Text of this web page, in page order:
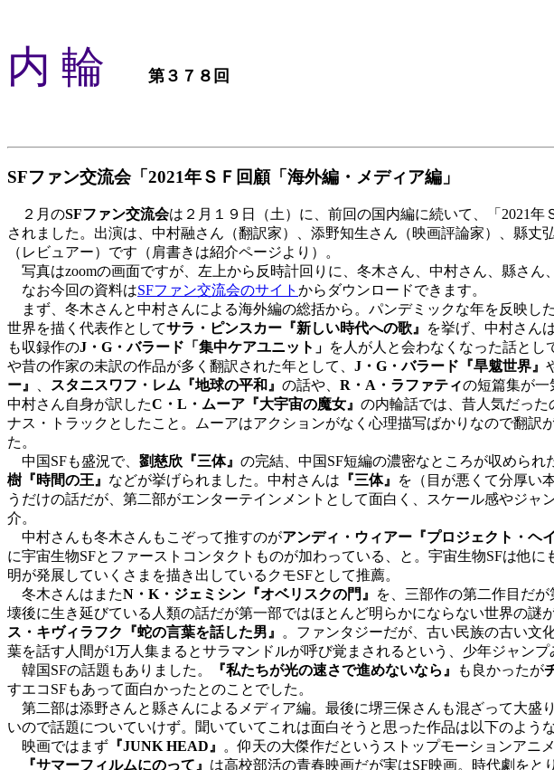
内 輪 第３７８回
SFファン交流会「2021年ＳＦ回顧「海外編・メディア編」
２月のSFファン交流会は２月１９日（土）に、前回の国内編に続いて、「2021
されました。出演は、中村融さん（翻訳家）、添野知生さん（映画評論家）、縣丈
（レビュアー）です（肩書きは紹介ページより）。
写真はzoomの画面ですが、左上から反時計回りに、冬木さん、中村さん、縣さん
なお今回の資料はSFファン交流会のサイト からダウンロードできます。
まず、冬木さんと中村さんによる海外編の総括から。パンデミックな年を反映し
世界を描く代表作としてサラ・ピンスカー『新しい時代への歌』 を挙げ、中村さん
も収録作のJ・G・バラード「集中ケアユニット」 を人が人と会わなくなった話とし
や昔の作家の未訳の作品が多く翻訳された年として、 J・G・バラード『旱魃世界』
ー』
、 スタニスワフ・レム『地球の平和』 の話や、 R・A・ラファティの短篇集が一
中村さん自身が訳したC・L・ムーア『大宇宙の魔女』 の内輪話では、昔人気だっ
ナス・トラックとしたこと。ムーアはアクションがなく心理描写ばかりなので翻
た。
中国SFも盛況で、 劉慈欣『三体』 の完結、中国SF短編の濃密なところが収められ
樹『時間の王』 などが挙げられました。中村さんは 『三体』
を（目が悪くて分厚い
うだけの話だが、第二部がエンターテインメントとして面白く、スケール感やジ
介。
中村さんも冬木さんもこぞって推すのがアンディ・ウィアー『プロジェクト・ヘ
に宇宙生物SFとファーストコンタクトものが加わっている、と。宇宙生物SFは他に
明が発展していくさまを描き出しているクモSFとして推薦。
冬木さんはまたN・K・ジェミシン『オベリスクの門』 を、三部作の第二作目だが
壊後に生き延びている人類の話だが第一部ではほとんど明らかにならない世界の
ス・キヴィラフク『蛇の言葉を話した男』 。ファンタジーだが、古い民族の古い文
葉を話す人間が1万人集まるとサラマンドルが呼び覚まされるという、少年ジャン
韓国SFの話題もありました。
『私たちが光の速さで進めないなら』 も良かったが
すエコSFもあって面白かったとのことでした。
第二部は添野さんと縣さんによるメディア編。最後に堺三保さんも混ざって大盛
いので話題についていけず。聞いていてこれは面白そうと思った作品は以下のよう
映画ではまず 『JUNK HEAD』 。仰天の大傑作だというストップモーションアニ
『サマーフィルムにのって』 は高校部活の青春映画だが実はSF映画。時代劇を